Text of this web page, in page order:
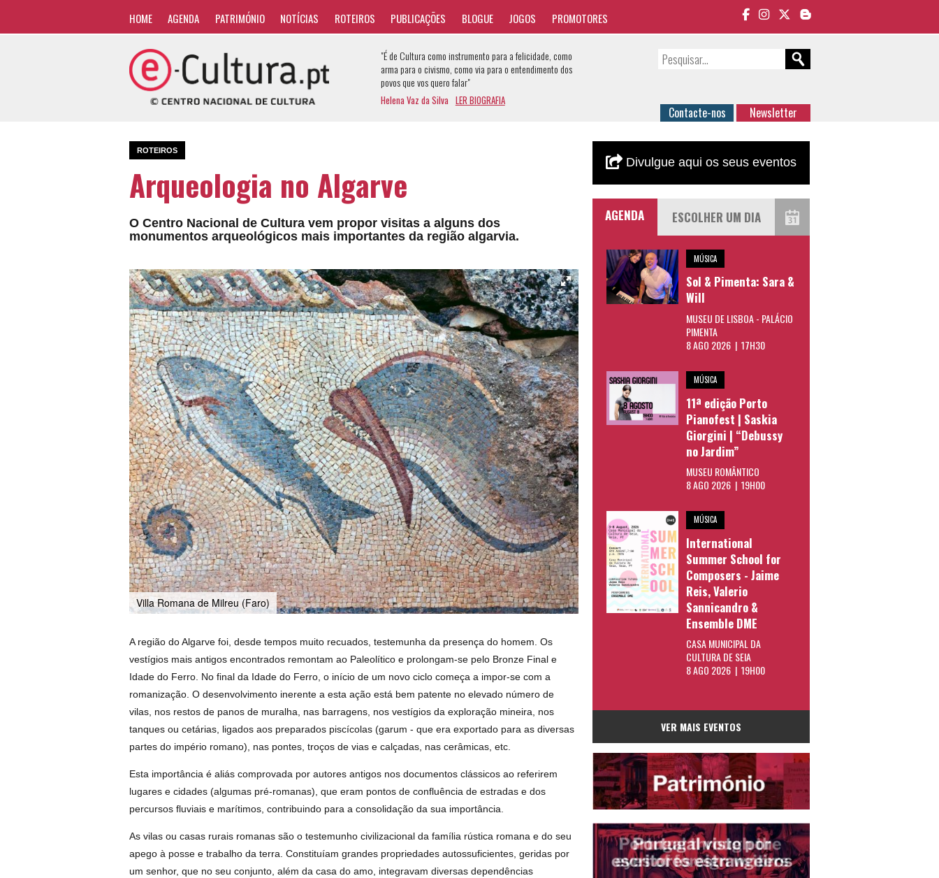
HOME AGENDA PATRIMÓNIO NOTÍCIAS ROTEIROS PUBLICAÇÕES BLOGUE JOGOS PROMOTORES
"É de Cultura como instrumento para a felicidade, como
arma para o civismo, como via para o entendimento dos
povos que vos quero falar"
Helena Vaz da Silva LER BIOGRAFIA
Contacte-nos Newsletter
ROTEIROS
Arqueologia no Algarve
O Centro Nacional de Cultura vem propor visitas a alguns dos
monumentos arqueológicos mais importantes da região algarvia.
Villa Romana de Milreu (Faro)
A região do Algarve foi, desde tempos muito recuados, testemunha da presença do homem. Os
vestígios mais antigos encontrados remontam ao Paleolítico e prolongam-se pelo Bronze Final e
Idade do Ferro. No final da Idade do Ferro, o início de um novo ciclo começa a impor-se com a
romanização. O desenvolvimento inerente a esta ação está bem patente no elevado número de
vilas, nos restos de panos de muralha, nas barragens, nos vestígios da exploração mineira, nos
tanques ou cetárias, ligados aos preparados piscícolas (garum - que era exportado para as diversas
partes do império romano), nas pontes, troços de vias e calçadas, nas cerâmicas, etc.
Esta importância é aliás comprovada por autores antigos nos documentos clássicos ao referirem
lugares e cidades (algumas pré-romanas), que eram pontos de confluência de estradas e dos
percursos fluviais e marítimos, contribuindo para a consolidação da sua importância.
As vilas ou casas rurais romanas são o testemunho civilizacional da família rústica romana e do seu
apego à posse e trabalho da terra. Constituíam grandes propriedades autossuficientes, geridas por
um senhor, que no seu conjunto, além da casa do amo, integravam diversas dependências
Divulgue aqui os seus eventos
AGENDA
MÚSICA
Sol & Pimenta: Sara &
Will
MUSEU DE LISBOA - PALÁCIO
PIMENTA
8 AGO 2026 | 17H30
MÚSICA
11ª edição Porto
Pianofest | Saskia
Giorgini | “Debussy
no Jardim”
MUSEU ROMÂNTICO
8 AGO 2026 | 19H00
MÚSICA
International
Summer School for
Composers - Jaime
Reis, Valerio
Sannicandro &
Ensemble DME
CASA MUNICIPAL DA
CULTURA DE SEIA
8 AGO 2026 | 19H00
VER MAIS EVENTOS